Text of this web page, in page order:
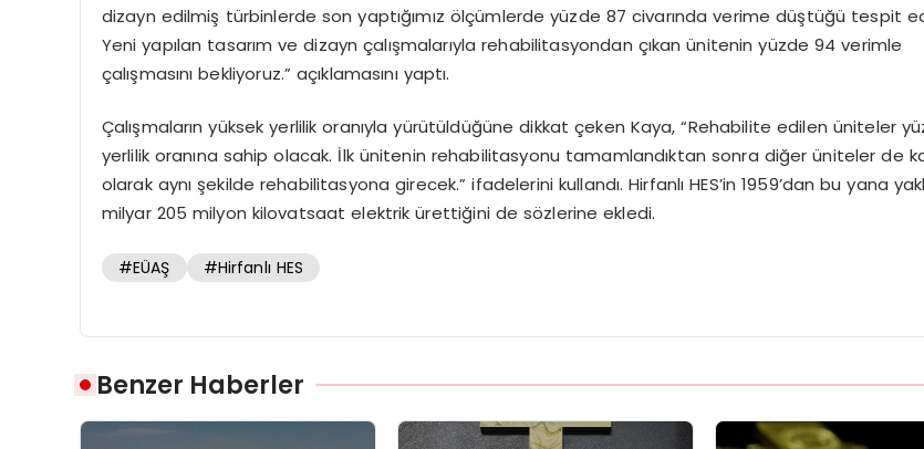
dizayn edilmiş türbinlerde son yaptığımız ölçümlerde yüzde 87 civarında verime düştüğü tespit
Yeni yapılan tasarım ve dizayn çalışmalarıyla rehabilitasyondan çıkan ünitenin yüzde 94 verimle
çalışmasını bekliyoruz.” açıklamasını yaptı.
Çalışmaların yüksek yerlilik oranıyla yürütüldüğüne dikkat çeken Kaya, “Rehabilite edilen üniteler
yerlilik oranına sahip olacak. İlk ünitenin rehabilitasyonu tamamlandıktan sonra diğer üniteler de
olarak aynı şekilde rehabilitasyona girecek.” ifadelerini kullandı. Hirfanlı HES’in 1959’dan bu yana
milyar 205 milyon kilovatsaat elektrik ürettiğini de sözlerine ekledi.
#EÜAŞ #Hirfanlı HES
Benzer Haberler